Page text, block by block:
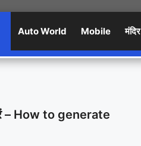
Auto World Mobile मंदिर
– How to generate